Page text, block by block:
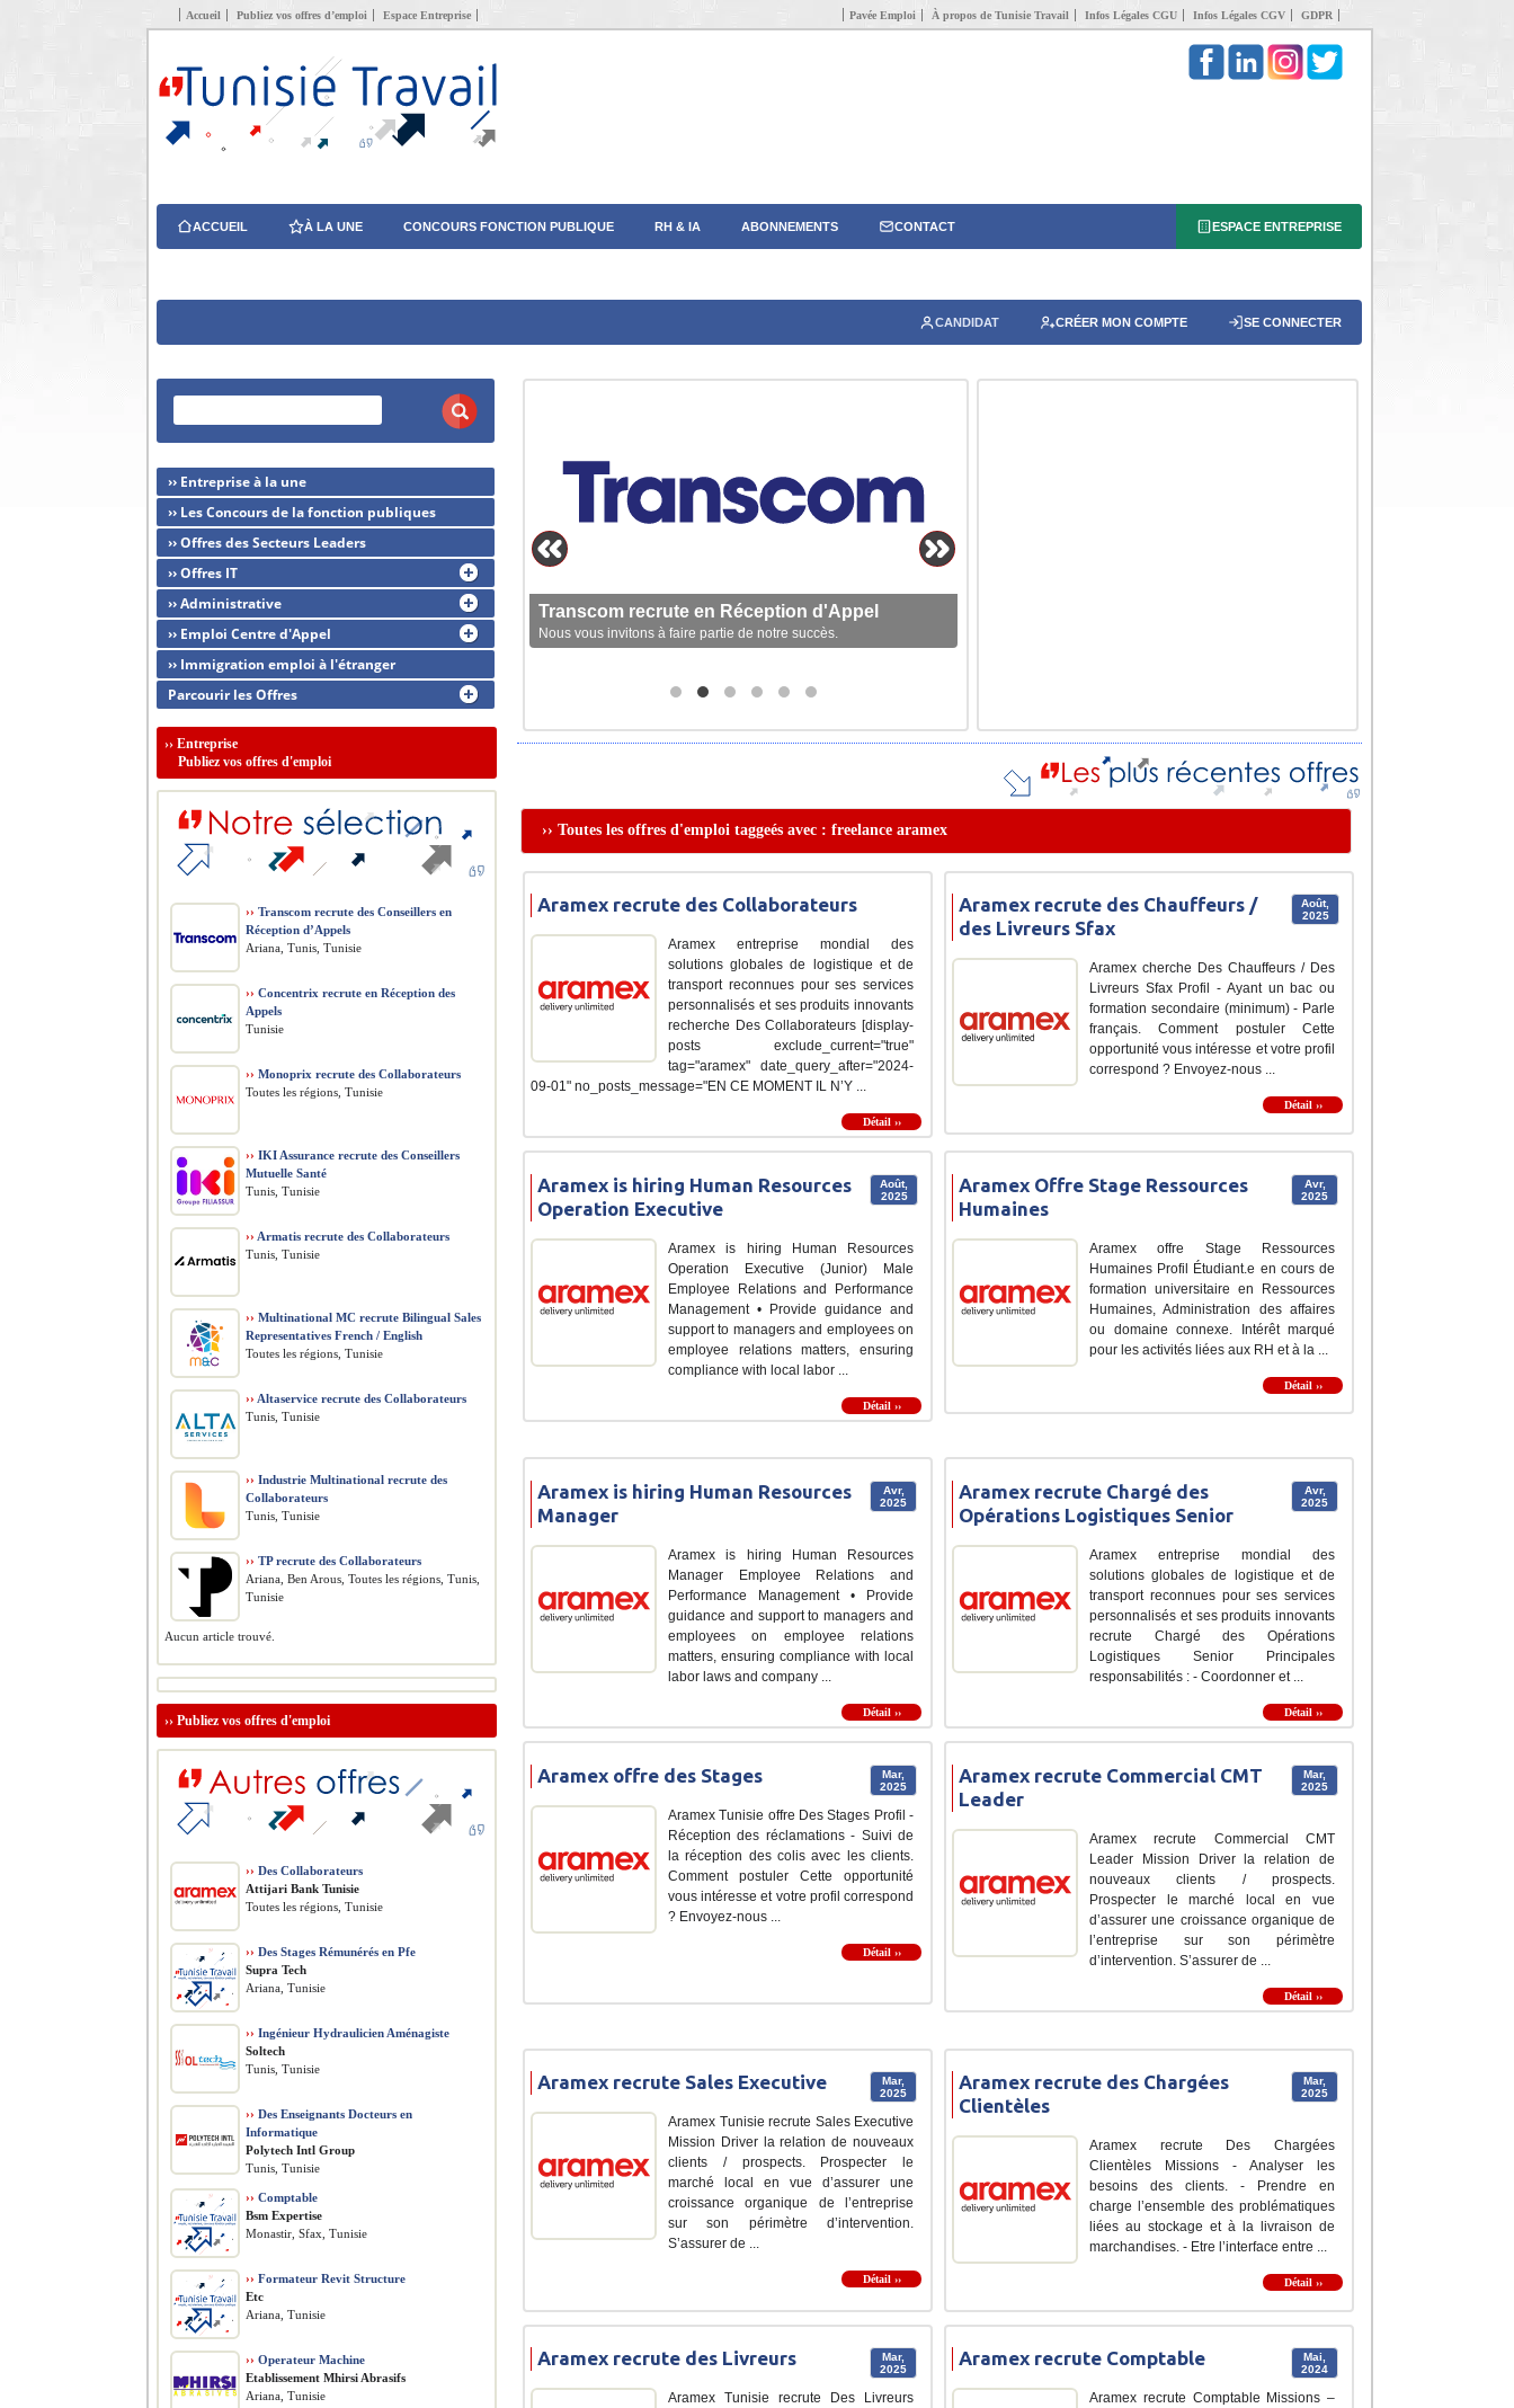
Accueil Publiez vos offres d’emploi Espace Entreprise Pavée Emploi À propos de Tunisie Travail Infos Légales CGU Infos Légales CGV GDPR
ACCUEIL À LA UNE CONCOURS FONCTION PUBLIQUE RH & IA ABONNEMENTS CONTACT ESPACE ENTREPRISE
CANDIDAT CRÉER MON COMPTE SE CONNECTER
Transcom recrute en Réception d'Appel
Nous vous invitons à faire partie de notre succès.
›› Toutes les offres d'emploi taggeés avec : freelance aramex
Aramex recrute des Collaborateurs
Aramex entreprise mondial des
solutions globales de logistique et de
transport reconnues pour ses services
personnalisés et ses produits innovants
recherche Des Collaborateurs [display-
posts exclude_current="true"
tag="aramex" date_query_after="2024-
09-01" no_posts_message="EN CE MOMENT IL N’Y ...
Détail ››
Août,
2025
Aramex recrute des Chauffeurs /
des Livreurs Sfax
Aramex cherche Des Chauffeurs / Des
Livreurs Sfax Profil - Ayant un bac ou
formation secondaire (minimum) - Parle
français. Comment postuler Cette
opportunité vous intéresse et votre profil
correspond ? Envoyez-nous ...
Détail ››
Août,
2025
Aramex is hiring Human Resources
Operation Executive
Aramex is hiring Human Resources
Operation Executive (Junior) Male
Employee Relations and Performance
Management • Provide guidance and
support to managers and employees on
employee relations matters, ensuring
compliance with local labor ...
Détail ››
Avr,
2025
Aramex Offre Stage Ressources
Humaines
Aramex offre Stage Ressources
Humaines Profil Étudiant.e en cours de
formation universitaire en Ressources
Humaines, Administration des affaires
ou domaine connexe. Intérêt marqué
pour les activités liées aux RH et à la ...
Détail ››
Avr,
2025
Aramex is hiring Human Resources
Manager
Aramex is hiring Human Resources
Manager Employee Relations and
Performance Management • Provide
guidance and support to managers and
employees on employee relations
matters, ensuring compliance with local
labor laws and company ...
Détail ››
Avr,
2025
Aramex recrute Chargé des
Opérations Logistiques Senior
Aramex entreprise mondial des
solutions globales de logistique et de
transport reconnues pour ses services
personnalisés et ses produits innovants
recrute Chargé des Opérations
Logistiques Senior Principales
responsabilités : - Coordonner et ...
Détail ››
Mar,
2025
Aramex offre des Stages
Aramex Tunisie offre Des Stages Profil -
Réception des réclamations - Suivi de
la réception des colis avec les clients.
Comment postuler Cette opportunité
vous intéresse et votre profil correspond
? Envoyez-nous ...
Détail ››
Mar,
2025
Aramex recrute Commercial CMT
Leader
Aramex recrute Commercial CMT
Leader Mission Driver la relation de
nouveaux clients / prospects.
Prospecter le marché local en vue
d’assurer une croissance organique de
l’entreprise sur son périmètre
d’intervention. S’assurer de ...
Détail ››
Mar,
2025
Aramex recrute Sales Executive
Aramex Tunisie recrute Sales Executive
Mission Driver la relation de nouveaux
clients / prospects. Prospecter le
marché local en vue d’assurer une
croissance organique de l’entreprise
sur son périmètre d’intervention.
S’assurer de ...
Détail ››
Mar,
2025
Aramex recrute des Chargées
Clientèles
Aramex recrute Des Chargées
Clientèles Missions - Analyser les
besoins des clients. - Prendre en
charge l’ensemble des problématiques
liées au stockage et à la livraison de
marchandises. - Etre l’interface entre ...
Détail ››
Mar,
2025
Aramex recrute des Livreurs
Aramex Tunisie recrute Des Livreurs
Mai,
2024
Aramex recrute Comptable
Aramex recrute Comptable Missions –
›› Entreprise à la une
›› Les Concours de la fonction publiques
›› Offres des Secteurs Leaders
›› Offres IT
›› Administrative
›› Emploi Centre d'Appel
›› Immigration emploi à l'étranger
Parcourir les Offres
›› Entreprise
Publiez vos offres d'emploi
›› Transcom recrute des Conseillers en
Réception d’Appels
Ariana, Tunis, Tunisie
›› Concentrix recrute en Réception des
Appels
Tunisie
›› Monoprix recrute des Collaborateurs
Toutes les régions, Tunisie
›› IKI Assurance recrute des Conseillers
Mutuelle Santé
Tunis, Tunisie
›› Armatis recrute des Collaborateurs
Tunis, Tunisie
›› Multinational MC recrute Bilingual Sales
Representatives French / English
Toutes les régions, Tunisie
›› Altaservice recrute des Collaborateurs
Tunis, Tunisie
›› Industrie Multinational recrute des
Collaborateurs
Tunis, Tunisie
›› TP recrute des Collaborateurs
Ariana, Ben Arous, Toutes les régions, Tunis,
Tunisie
Aucun article trouvé.
›› Publiez vos offres d'emploi
›› Des Collaborateurs
Attijari Bank Tunisie
Toutes les régions, Tunisie
›› Des Stages Rémunérés en Pfe
Supra Tech
Ariana, Tunisie
›› Ingénieur Hydraulicien Aménagiste
Soltech
Tunis, Tunisie
›› Des Enseignants Docteurs en
Informatique
Polytech Intl Group
Tunis, Tunisie
›› Comptable
Bsm Expertise
Monastir, Sfax, Tunisie
›› Formateur Revit Structure
Etc
Ariana, Tunisie
›› Operateur Machine
Etablissement Mhirsi Abrasifs
Ariana, Tunisie